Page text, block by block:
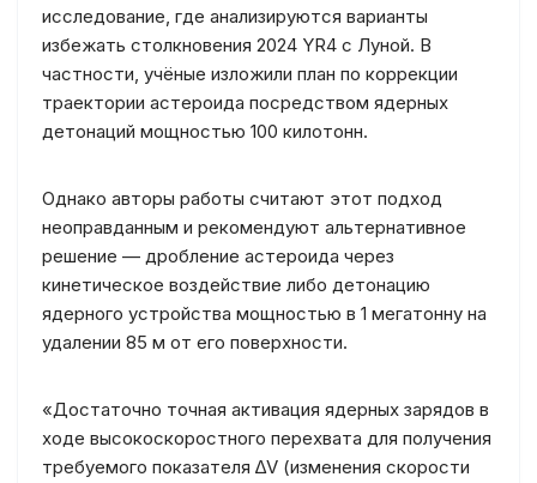
исследование, где анализируются варианты
избежать столкновения 2024 YR4 с Луной. В
частности, учёные изложили план по коррекции
траектории астероида посредством ядерных
детонаций мощностью 100 килотонн.
Однако авторы работы считают этот подход
неоправданным и рекомендуют альтернативное
решение — дробление астероида через
кинетическое воздействие либо детонацию
ядерного устройства мощностью в 1 мегатонну на
удалении 85 м от его поверхности.
«Достаточно точная активация ядерных зарядов в
ходе высокоскоростного перехвата для получения
требуемого показателя ∆V (изменения скорости